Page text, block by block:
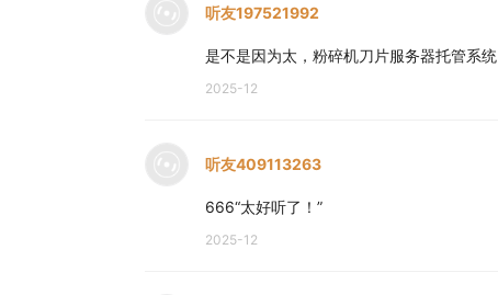
听友197521992
是不是因为太，粉碎机刀片服务器托管系统
2025-12
听友409113263
666“太好听了！”
2025-12